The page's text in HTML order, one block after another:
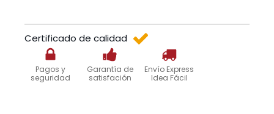
Certificado de calidad
Pagos y
seguridad
Garantía de
satisfación
Envío Express
Idea Fácil